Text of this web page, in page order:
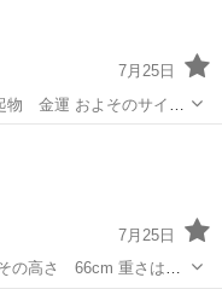
7月25日
のサイズ
る方 画像をご覧
7月25日